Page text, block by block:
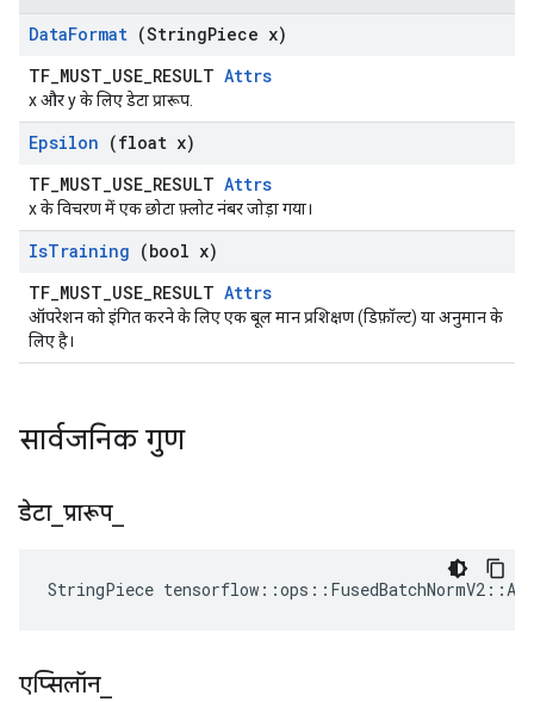
DataFormat (StringPiece x)
TF_MUST_USE_RESULT Attrs
x और y के लिए डेटा प्रारूप.
Epsilon (float x)
TF_MUST_USE_RESULT Attrs
x के विचरण में एक छोटा फ़्लोट नंबर जोड़ा गया।
IsTraining (bool x)
TF_MUST_USE_RESULT Attrs
ऑपरेशन को इंगित करने के लिए एक बूल मान प्रशिक्षण (डिफ़ॉल्ट) या अनुमान के
लिए है।
सार्वजनिक गुण
डेटा_ प्रारूप_
StringPiece
एप्सिलॉन_